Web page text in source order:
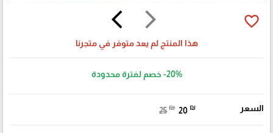
arrow_forward_ios
arrow_back_ios favorite_border
هذا المنتج لم يعد متوفر في متجرنا
-20% خصم لفترة محدودة
السعر 25 ₪ 20 ₪